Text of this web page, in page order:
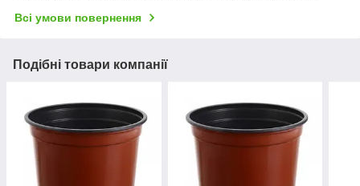
Всі умови повернення
Подібні товари компанії